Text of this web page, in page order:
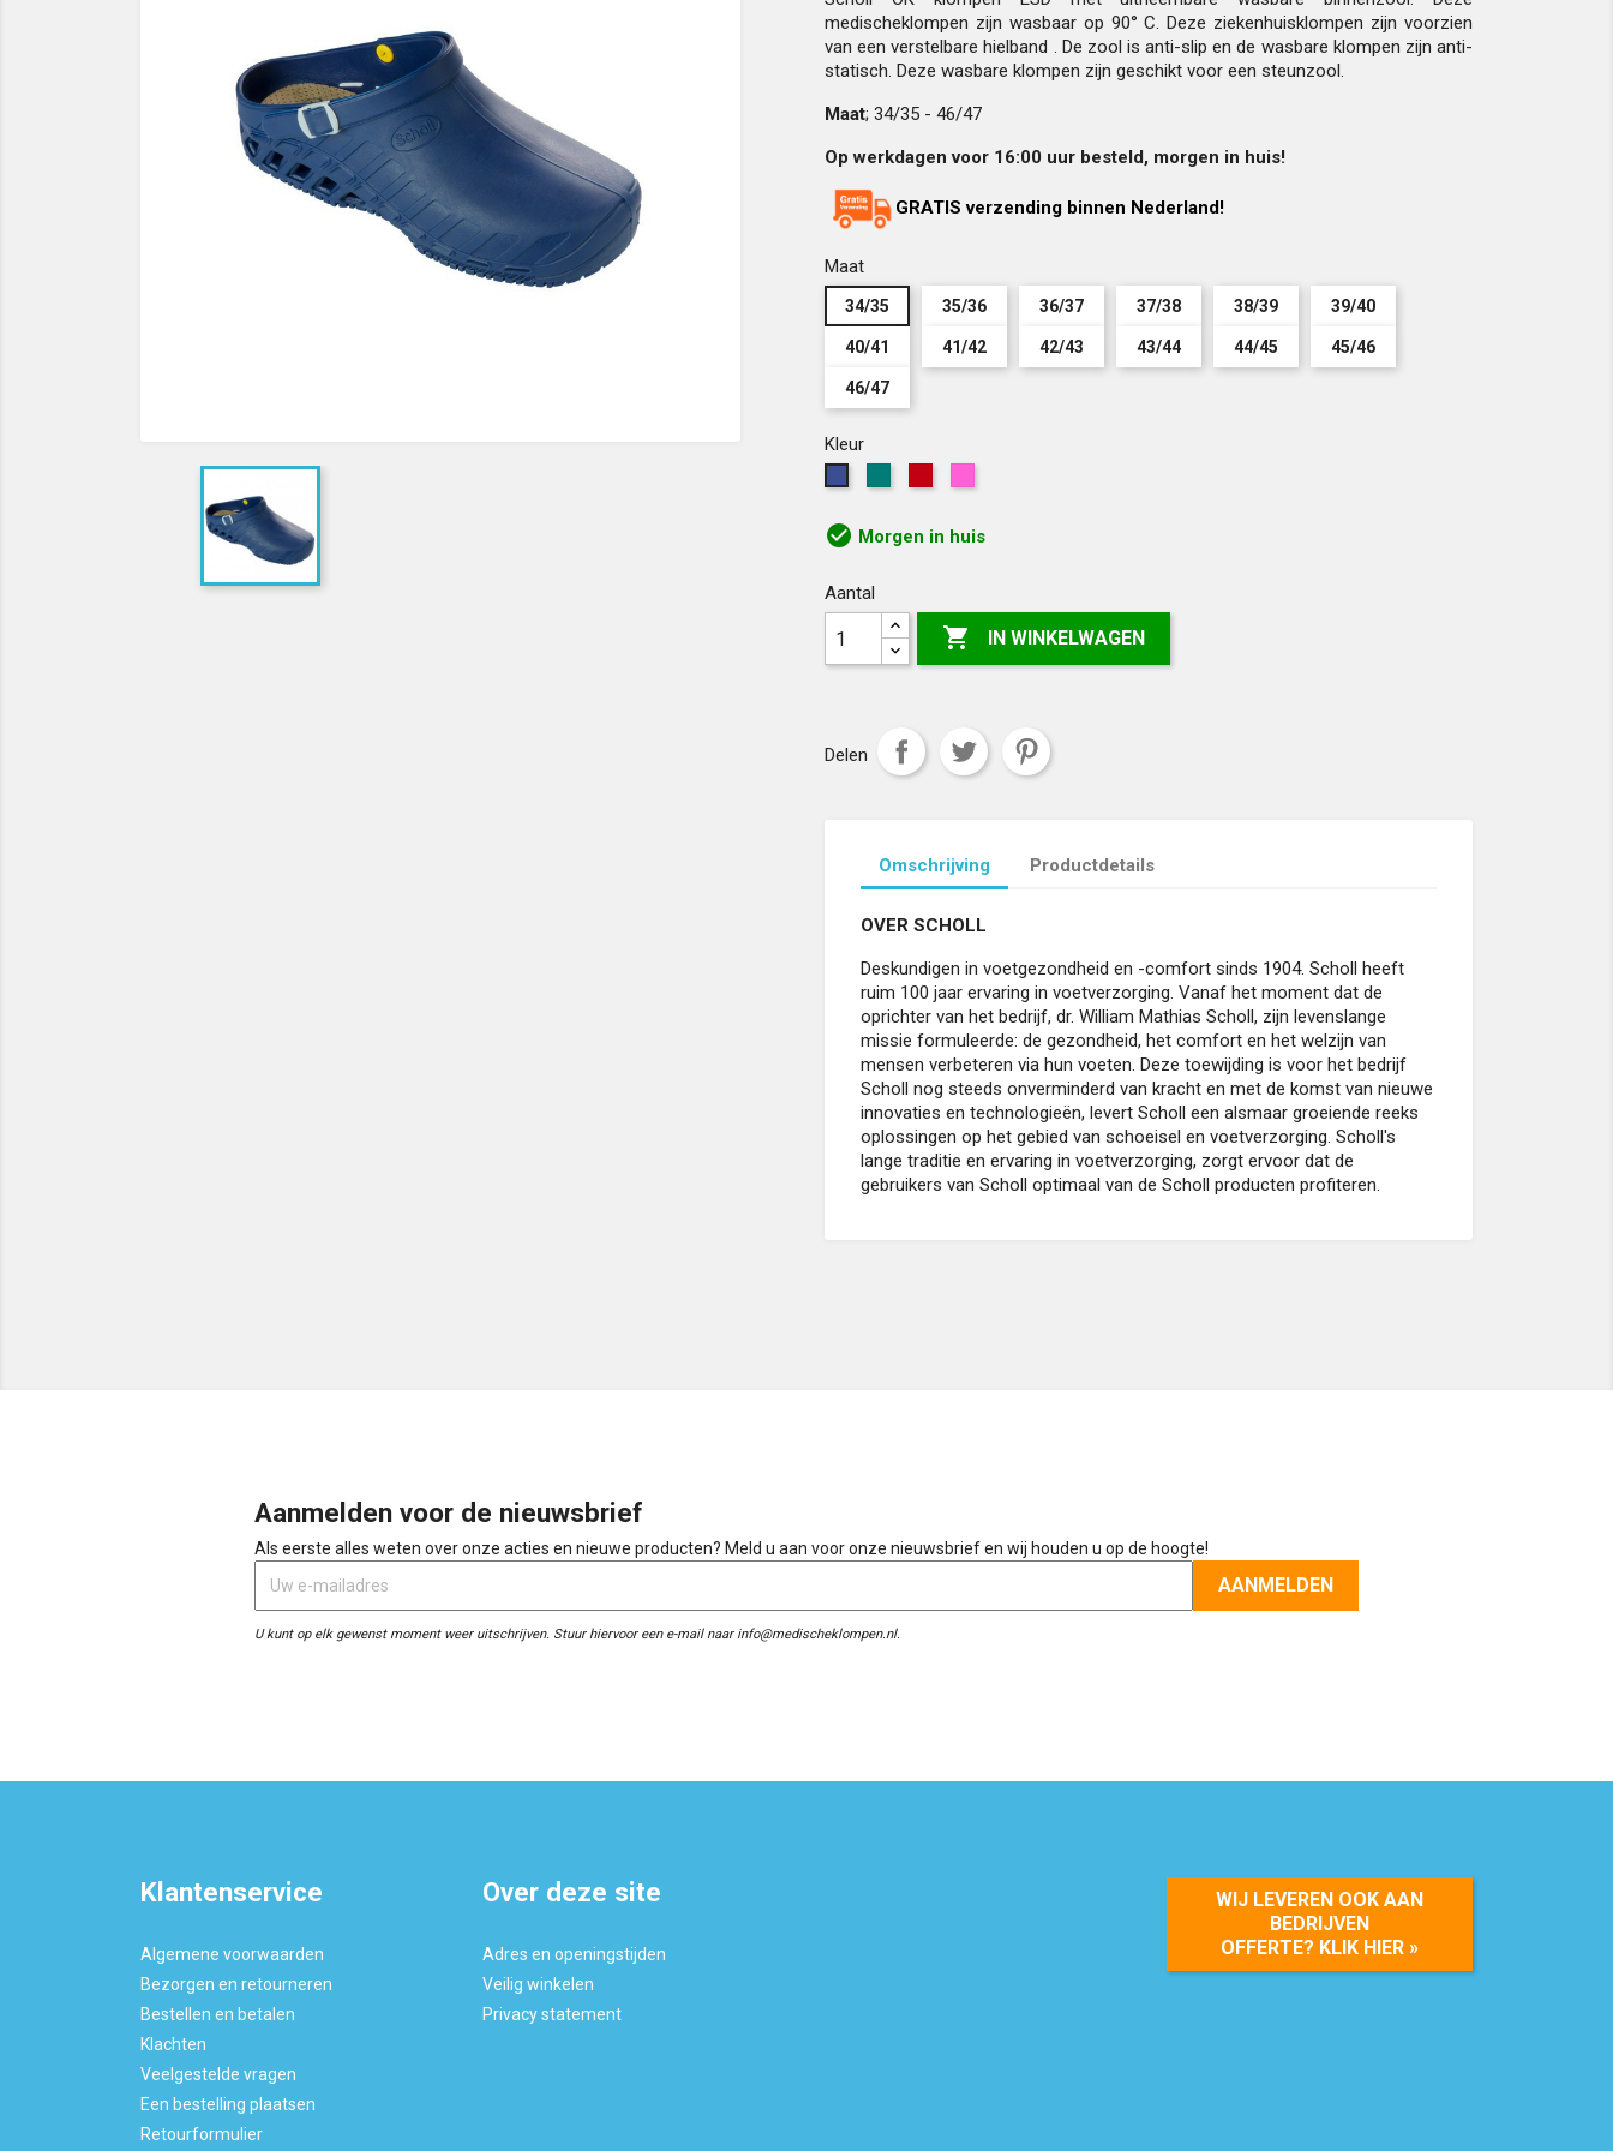
medischeklompen zijn wasbaar op 90° C. Deze ziekenhuisklompen zijn voorzien
van een verstelbare hielband . De zool is anti-slip en de wasbare klompen zijn anti-
statisch. Deze wasbare klompen zijn geschikt voor een steunzool.
Maat; 34/35 - 46/47
Op werkdagen voor 16:00 uur besteld, morgen in huis!
GRATIS verzending binnen Nederland!
Maat
34/35 35/36 36/37 37/38 38/39 39/40
40/41 41/42 42/43 43/44 44/45 45/46
46/47
Kleur
check_circle Morgen in huis
Aantal
 IN WINKELWAGEN
Delen
Omschrijving Productdetails
OVER SCHOLL
Deskundigen in voetgezondheid en -comfort sinds 1904. Scholl heeft
ruim 100 jaar ervaring in voetverzorging. Vanaf het moment dat de
oprichter van het bedrijf, dr. William Mathias Scholl, zijn levenslange
missie formuleerde: de gezondheid, het comfort en het welzijn van
mensen verbeteren via hun voeten. Deze toewijding is voor het bedrijf
Scholl nog steeds onverminderd van kracht en met de komst van nieuwe
innovaties en technologieën, levert Scholl een alsmaar groeiende reeks
oplossingen op het gebied van schoeisel en voetverzorging. Scholl's
lange traditie en ervaring in voetverzorging, zorgt ervoor dat de
gebruikers van Scholl optimaal van de Scholl producten profiteren.
Aanmelden voor de nieuwsbrief
Als eerste alles weten over onze acties en nieuwe producten? Meld u aan voor onze nieuwsbrief en wij houden u op de hoogte!
U kunt op elk gewenst moment weer uitschrijven. Stuur hiervoor een e-mail naar info@medischeklompen.nl.
Klantenservice
Algemene voorwaarden
Bezorgen en retourneren
Bestellen en betalen
Klachten
Veelgestelde vragen
Een bestelling plaatsen
Retourformulier
Over deze site
Adres en openingstijden
Veilig winkelen
Privacy statement
WIJ LEVEREN OOK AAN
BEDRIJVEN
OFFERTE? KLIK HIER »